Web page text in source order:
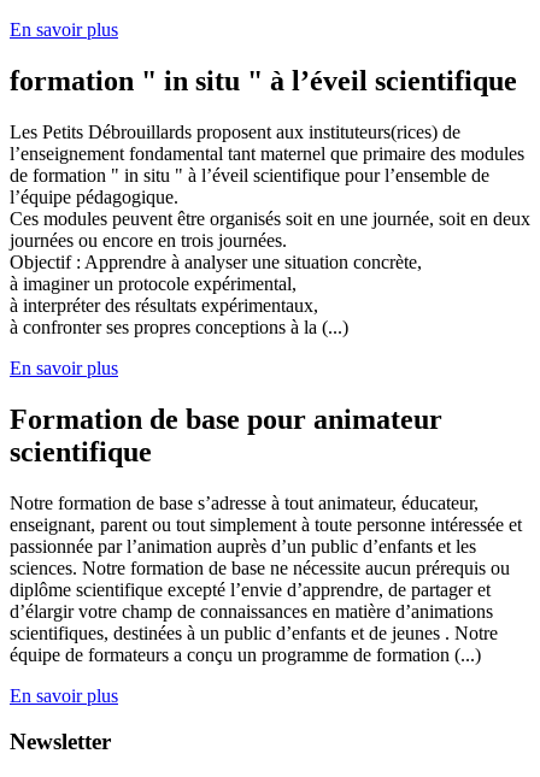
En savoir plus
formation " in situ " à l’éveil scientifique
Les Petits Débrouillards proposent aux instituteurs(rices) de
l’enseignement fondamental tant maternel que primaire des modules
de formation " in situ " à l’éveil scientifique pour l’ensemble de
l’équipe pédagogique.
Ces modules peuvent être organisés soit en une journée, soit en deux
journées ou encore en trois journées.
Objectif : Apprendre à analyser une situation concrète,
à imaginer un protocole expérimental,
à interpréter des résultats expérimentaux,
à confronter ses propres conceptions à la (...)
En savoir plus
Formation de base pour animateur
scientifique
Notre formation de base s’adresse à tout animateur, éducateur,
enseignant, parent ou tout simplement à toute personne intéressée et
passionnée par l’animation auprès d’un public d’enfants et les
sciences. Notre formation de base ne nécessite aucun prérequis ou
diplôme scientifique excepté l’envie d’apprendre, de partager et
d’élargir votre champ de connaissances en matière d’animations
scientifiques, destinées à un public d’enfants et de jeunes . Notre
équipe de formateurs a conçu un programme de formation (...)
En savoir plus
Newsletter